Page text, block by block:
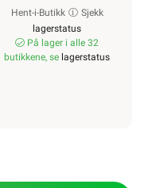
Hent-i-Butikk
Sjekk
lagerstatus
På lager i alle 32
butikkene, se lagerstatus